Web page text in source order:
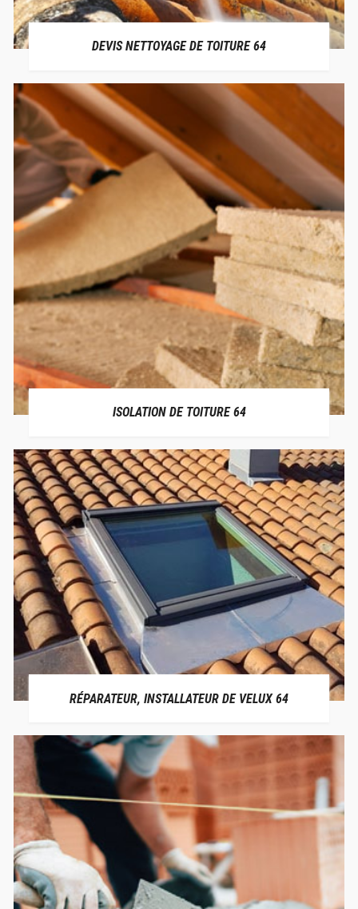
DEVIS NETTOYAGE DE TOITURE 64
ISOLATION DE TOITURE 64
RÉPARATEUR, INSTALLATEUR DE VELUX 64